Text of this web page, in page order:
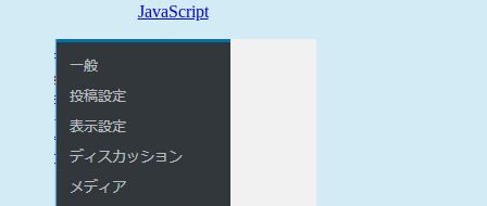
JavaScript